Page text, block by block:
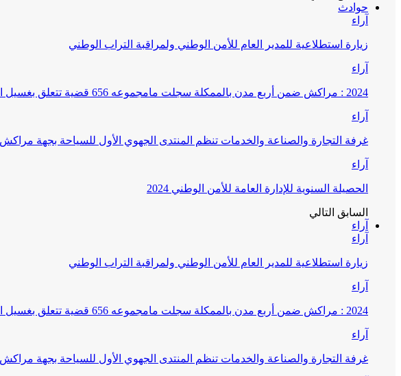
حوادث
آراء
زيارة استطلاعية للمدير العام للأمن الوطني ولمراقبة التراب الوطني
آراء
2024 : مراكش ضمن أربع مدن بالممكلة سجلت مامجموعه 656 قضية تتعلق بغسيل الأموال
آراء
غرفة التجارة والصناعة والخدمات تنظم المنتدى الجهوي الأول للسياحة بجهة
آراء
الحصيلة السنوية للإدارة العامة للأمن الوطني 2024
السابق التالي
آراء
آراء
زيارة استطلاعية للمدير العام للأمن الوطني ولمراقبة التراب الوطني
آراء
2024 : مراكش ضمن أربع مدن بالممكلة سجلت مامجموعه 656 قضية تتعلق بغسيل الأموال
آراء
غرفة التجارة والصناعة والخدمات تنظم المنتدى الجهوي الأول للسياحة بجهة